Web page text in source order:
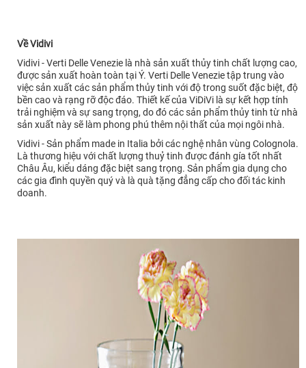
Về Vidivi
Vidivi - Verti Delle Venezie là nhà sản xuất thủy tinh chất lượng cao,
được sản xuất hoàn toàn tại Ý. Verti Delle Venezie tập trung vào
việc sản xuất các sản phẩm thủy tinh với độ trong suốt đặc biệt, độ
bền cao và rạng rỡ độc đáo. Thiết kế của ViDiVi là sự kết hợp tính
trải nghiệm và sự sang trọng, do đó các sản phẩm thủy tinh từ nhà
sản xuất này sẽ làm phong phú thêm nội thất của mọi ngôi nhà.
Vidivi - Sản phẩm made in Italia bởi các nghệ nhân vùng Colognola.
Là thương hiệu với chất lượng thuỷ tinh được đánh gía tốt nhất
Châu Âu, kiểu dáng đặc biệt sang trọng. Sản phẩm gia dụng cho
các gia đình quyền quý và là quà tặng đẳng cấp cho đối tác kinh
doanh.